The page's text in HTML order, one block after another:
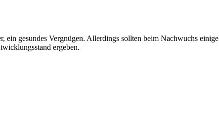
gesundes Vergnügen. Allerdings sollten beim Nachwuchs einige
ergeben.